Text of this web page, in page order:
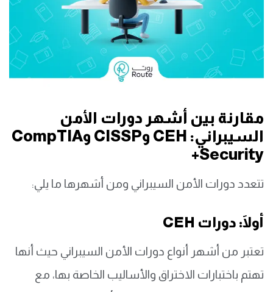
مقارنة بين أشهر دورات الأمن
السيبراني: CEH وCISSP وCompTIA
Security+
تتعدد دورات الأمن السيبراني ومن أشهرها ما يلي:
أولََا: دورات CEH
تعتبر من أشهر أنواع دورات الأمن السيبراني حيث أنها
تهتم باختبارات الاختراق والأساليب الخاصة بها، مع